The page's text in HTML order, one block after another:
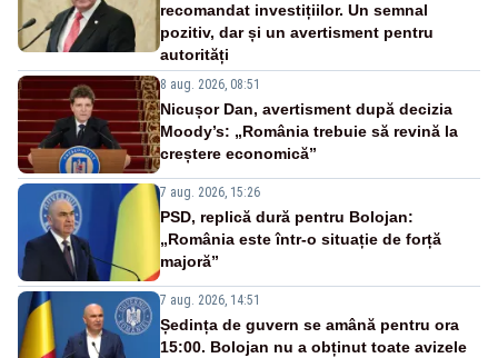
recomandat investițiilor. Un semnal
pozitiv, dar și un avertisment pentru
autorități
8 aug. 2026, 08:51
Nicușor Dan, avertisment după decizia
Moody’s: „România trebuie să revină la
creștere economică”
7 aug. 2026, 15:26
PSD, replică dură pentru Bolojan:
„România este într-o situație de forță
majoră”
7 aug. 2026, 14:51
Ședința de guvern se amână pentru ora
15:00. Bolojan nu a obținut toate avizele